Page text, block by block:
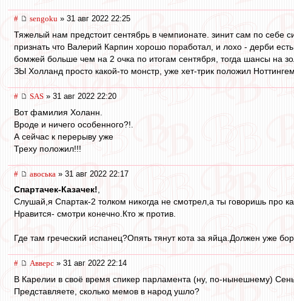
# sengoku » 31 авг 2022 22:25
Тяжелый нам предстоит сентябрь в чемпионате. зинит сам по себе
признать что Валерий Карпин хорошо поработал, и лохо - дерби
бомжей больше чем на 2 очка по итогам сентября, тогда шансы на
ЗЫ Холланд просто какой-то монстр, уже хет-трик положил
# SAS » 31 авг 2022 22:20
Вот фамилия Холанн.
Вроде и ничего особенного?!.
А сейчас к перерыву уже
Треху положил!!!
# авоська » 31 авг 2022 22:17
Спартачек-Казачек!,
Слушай,я Спартак-2 толком никогда не смотрел,а ты говоришь про
Нравится- смотри конечно.Кто ж против.
Где там греческий испанец?Опять тянут кота за яйца.Должен уже
# Авверс » 31 авг 2022 22:14
В Карелии в своё время спикер парламента (ну, по-нынешнему)
Представляете, сколько мемов в народ ушло?